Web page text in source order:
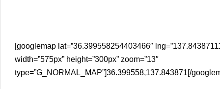
[googlemap lat=”36.399558254403466″
width=”575px” height=”300px” zoom=”13″
type=”G_NORMAL_MAP”]36.399558,137.843871[/